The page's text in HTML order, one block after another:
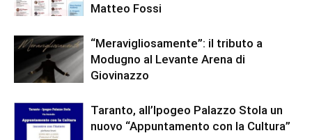
Matteo Fossi
“Meravigliosamente”: il tributo a
Modugno al Levante Arena di
Giovinazzo
Taranto, all’Ipogeo Palazzo Stola un
nuovo “Appuntamento con la Cultura”